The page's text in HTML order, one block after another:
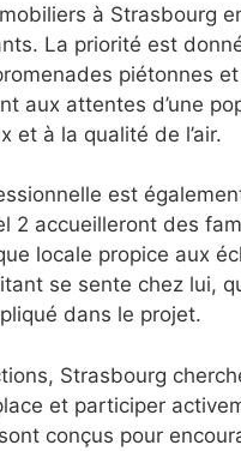
à Strasbourg
La priorité est
piétonnes
aux attentes d’une
et à la qualité de l’air.
est
2 accueilleront des
locale propice aux
se sente chez lui,
dans le projet.
Strasbourg
et participer
conçus pour